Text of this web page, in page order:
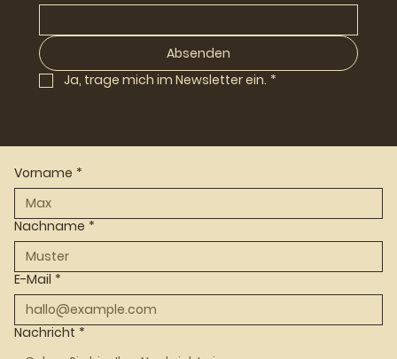
Absenden
Ja, trage mich im Newsletter ein. *
Vorname *
Nachname *
E-Mail *
Nachricht *